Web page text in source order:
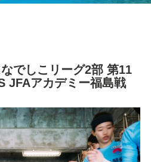
でしこリーグ2部 第11
JFAアカデミー福島戦